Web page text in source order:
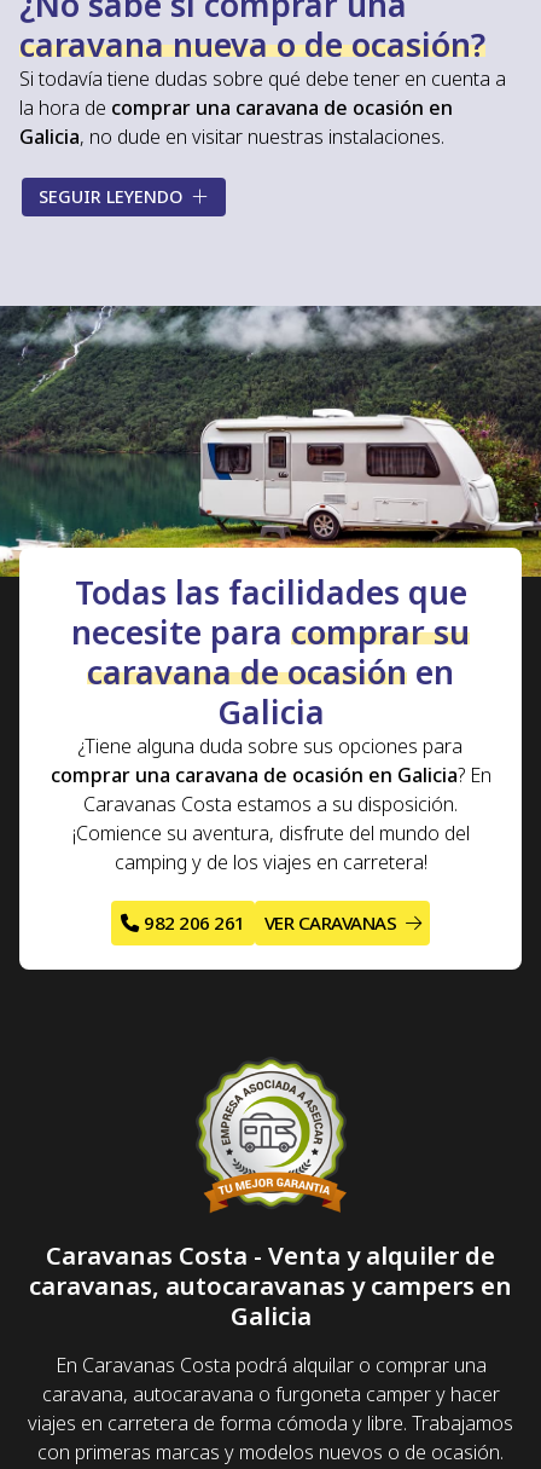
caravana nueva o de ocasión?
Si todavía tiene dudas sobre qué debe tener en cuenta a
la hora de comprar una caravana de ocasión en
Galicia, no dude en visitar nuestras instalaciones.
Gracias a nuestra experiencia en el sector, en
Costale ofreceremos la información que necesita y le
perfecta. Le explicaremos de manera detallada los
diferentes equipamientosde cada una de nuestras
caravanas de ocasión y le informaremos detodas las
rutasque podrá realizar si compra su caravana de
segunda mano o unacaravana nuevacon Caravanas
Costa.
SEGUIR LEYENDO
Todas las facilidades que
necesite para comprar su
caravana de ocasión en
Galicia
¿Tiene alguna duda sobre sus opciones para
comprar una caravana de ocasión en Galicia? En
Caravanas Costa estamos a su disposición.
¡Comience su aventura, disfrute del mundo del
camping y de los viajes en carretera!
982 206 261 VER CARAVANAS
Caravanas Costa - Venta y alquiler de
caravanas, autocaravanas y campers en
Galicia
En Caravanas Costa podrá alquilar o comprar una
caravana, autocaravana o furgoneta camper y hacer
viajes en carretera de forma cómoda y libre. Trabajamos
con primeras marcas y modelos nuevos o de ocasión.